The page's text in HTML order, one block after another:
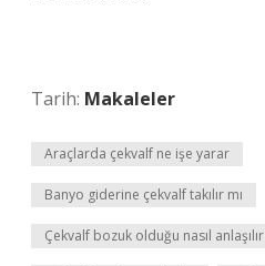
Tarih: Makaleler
Araçlarda çekvalf ne işe yarar
Banyo giderine çekvalf takılır mı
Çekvalf bozuk olduğu nasıl anlaşılır